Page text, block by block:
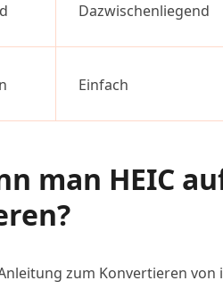
Dazwischenliegend
Einfach
man HEIC
zum Konvertieren von